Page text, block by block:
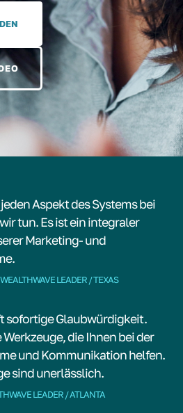
Aspekt des Systems bei
tun. Es ist ein integraler
Marketing- und
LEADER / TEXAS
sofortige Glaubwürdigkeit.
Werkzeuge, die Ihnen bei der
und Kommunikation helfen.
sind unerlässlich.
LEADER / ATLANTA